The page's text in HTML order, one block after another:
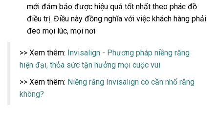
mới đảm bảo được hiệu quả tốt nhất theo phác đồ
điều trị. Điều này đồng nghĩa với việc khách hàng phải
đeo mọi lúc, mọi nơi
​​​​​​​>> Xem thêm: Invisalign - Phương pháp niềng răng
hiện đại, thỏa sức tận hưởng mọi cuộc vui
>> Xem thêm: Niềng răng Invisalign có cần nhổ răng
không?